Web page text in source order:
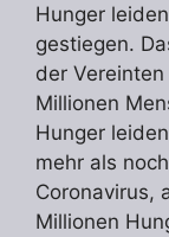
Hunger
gestiegen.
der
Millionen
Hunger
mehr als
Coronavirus,
Millionen